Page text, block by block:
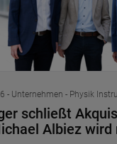
- Unternehmen - Physik
schließt
Albiez wird